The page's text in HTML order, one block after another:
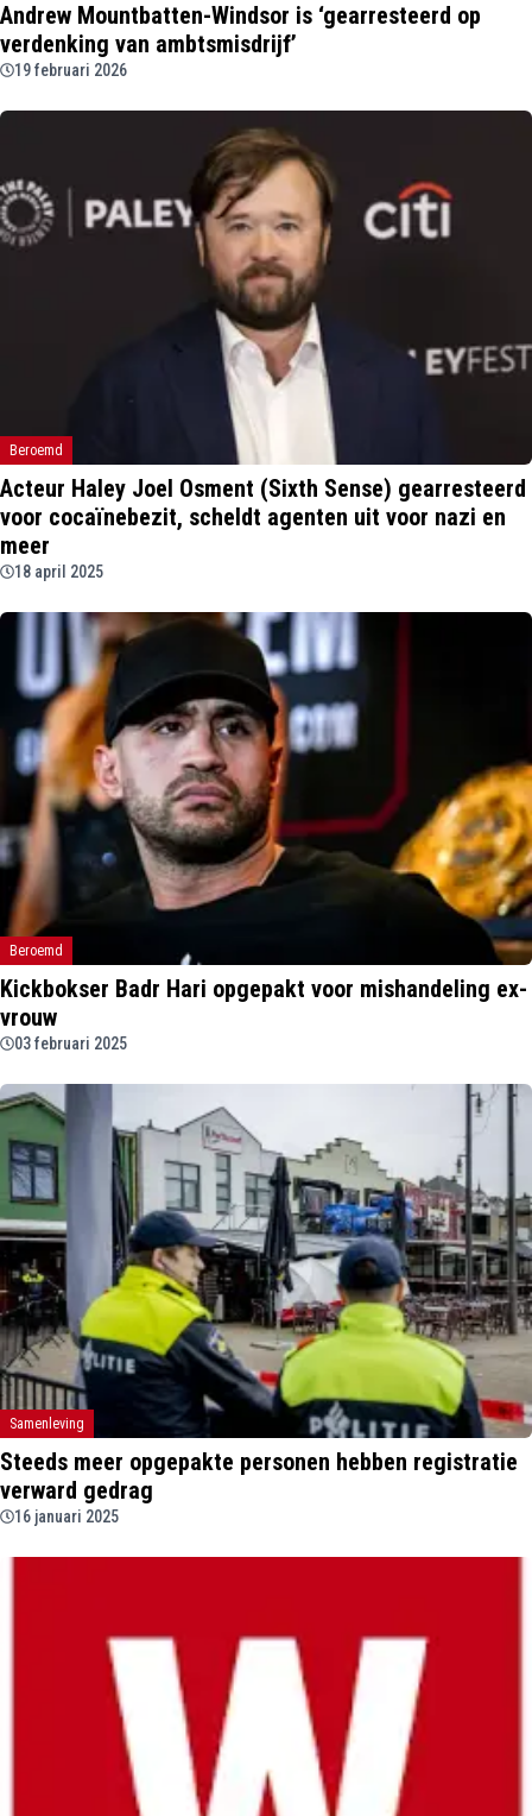
Andrew Mountbatten-Windsor is ‘gearresteerd op
verdenking van ambtsmisdrijf’
19 februari 2026
Beroemd
Acteur Haley Joel Osment (Sixth Sense) gearresteerd
voor cocaïnebezit, scheldt agenten uit voor nazi en
meer
18 april 2025
Beroemd
Kickbokser Badr Hari opgepakt voor mishandeling ex-
vrouw
03 februari 2025
Samenleving
Steeds meer opgepakte personen hebben registratie
verward gedrag
16 januari 2025